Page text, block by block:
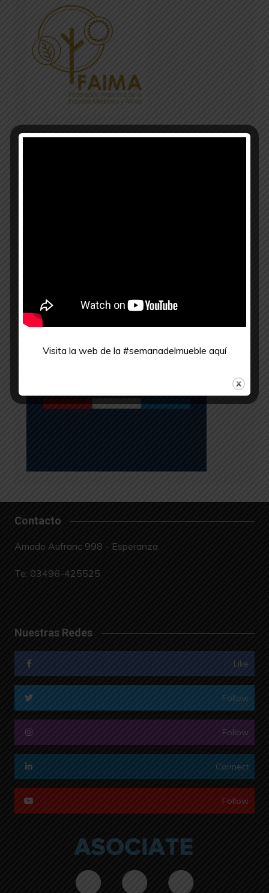
Contacto
Amado Aufranc 998 - Esperanza
Te: 03496-425525
Nuestras Redes
Like
Follow
Follow
Connect
Follow
Visita la web de la #semanadelmueble aquí